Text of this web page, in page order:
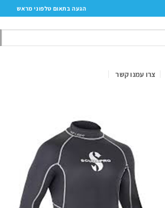
הגעה בתאום טלפוני מראש
צרו עמנו קשר